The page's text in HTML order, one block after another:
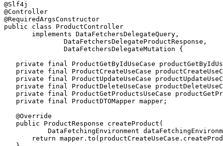
@Slf4j
@Controller
@RequiredArgsConstructor
public class ProductController
       implements DataFetchersDelegateQuery,
               DataFetchersDelegateProductResponse,
               DataFetchersDelegateMutation {
private final ProductGetByIdUseCase
private final ProductCreateUseCase
private final ProductUpdateUseCase
private final ProductDeleteUseCase
private final ProductGetProductsUseCase
   private final ProductDTOMapper mapper;
   @Override
   public ProductResponse createProduct(
DataFetchingEnvironment
return